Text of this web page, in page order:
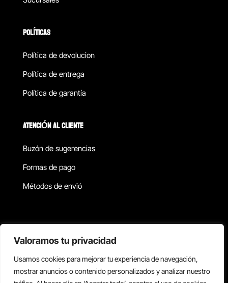
Valoramos tu privacidad
Usamos cookies para mejorar tu experiencia de navegación,
mostrar anuncios o contenido personalizados y analizar nuestro
POLÍTICAS
Política de devolucion
Política de entrega
Política de garantía
ATENCIÓN AL CLIENTE
Buzón de sugerencias
Formas de pago
Métodos de envió
Copyright © 2026 Reisix. Todos los derechos reservados.